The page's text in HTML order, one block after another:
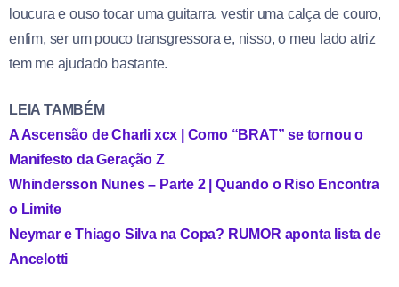
loucura e ouso tocar uma guitarra, vestir uma calça de couro,
enfim, ser um pouco transgressora e, nisso, o meu lado atriz
tem me ajudado bastante.
LEIA TAMBÉM
A Ascensão de Charli xcx | Como “BRAT” se tornou o
Manifesto da Geração Z
Whindersson Nunes – Parte 2 | Quando o Riso Encontra
o Limite
Neymar e Thiago Silva na Copa? RUMOR aponta lista de
Ancelotti